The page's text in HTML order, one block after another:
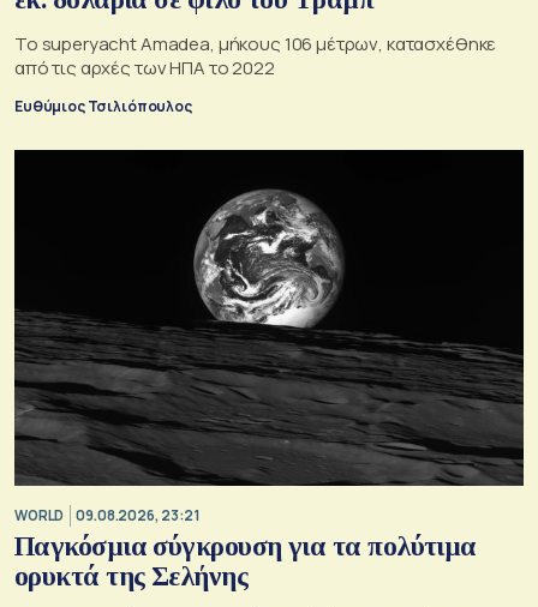
Το superyacht Amadea, μήκους 106 μέτρων, κατασχέθηκε
από τις αρχές των ΗΠΑ το 2022
Ευθύμιος Τσιλιόπουλος
WORLD 09.08.2026, 23:21
Παγκόσμια σύγκρουση για τα πολύτιμα
ορυκτά της Σελήνης